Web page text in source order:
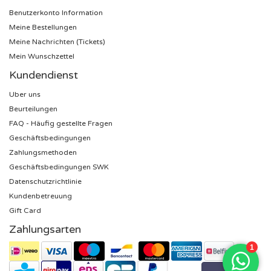
Sting Karten
Olivia Rodrigo Karten
Tame Impala Karten
Sam Fender Karten
Rob de Nijs Karten
Danny Vera Karten
Benutzerkonto Information
Meine Bestellungen
Meine Nachrichten (Tickets)
Mein Wunschzettel
Kundendienst
Uber uns
Beurteilungen
FAQ - Häufig gestellte Fragen
Geschäftsbedingungen
Zahlungsmethoden
Geschäftsbedingungen SWK
Datenschutzrichtlinie
Kundenbetreuung
Gift Card
Zahlungsarten